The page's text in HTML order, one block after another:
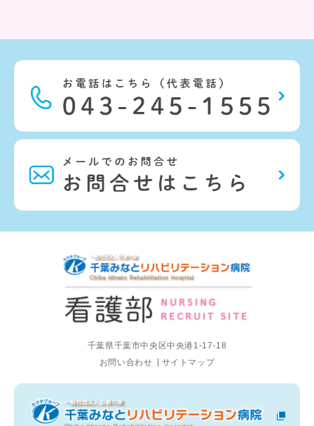
千葉県千葉市中央区中央港1-17-18
お問い合わせ
サイトマップ